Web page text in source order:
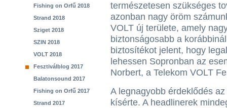
Fishing on Orfű 2018
Strand 2018
Sziget 2018
SZIN 2018
VOLT 2018
Fesztiválblog 2017
Balatonsound 2017
Fishing on Orfű 2017
Strand 2017
természetesen szükséges
azonban nagy öröm
VOLT új területe, amely
biztonságosabb a
biztosítékot jelent, hogy
lehessen Sopronban az
Norbert, a Telekom VOLT
A legnagyobb érdeklődés
kísérte. A headlinerek